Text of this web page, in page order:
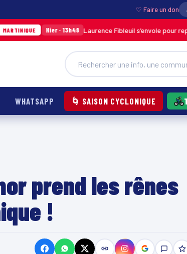
♡ Faire un don
Hier · 13h48 Laurence Fibleuil s’envole pour
WHATSAPP 🌀 SAISON CYCLONIQUE
prend les rênes
!